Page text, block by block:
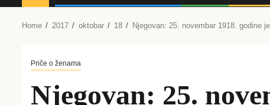
Home 2017 oktobar 18 Njegovan: 25. novembar 1918. godine
Priče o ženama
Njegovan: 25.